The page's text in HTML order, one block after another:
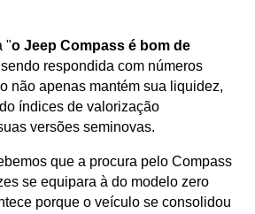
"o Jeep Compass é bom de
respondida com números
não apenas mantém sua liquidez,
índices de valorização
versões seminovas.
que a procura pelo Compass
se equipara à do modelo zero
porque o veículo se consolidou